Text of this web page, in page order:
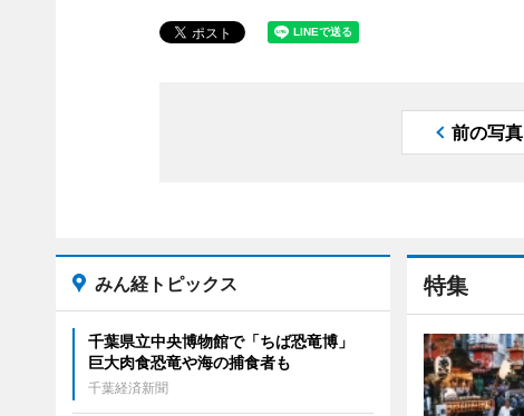
前の写真
特集
みん経トピックス
千葉県立中央博物館で「ちば恐竜博」
巨大肉食恐竜や海の捕食者も
千葉経済新聞